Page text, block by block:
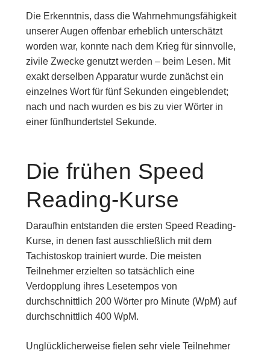
Die Erkenntnis, dass die Wahrnehmungsfähigkeit
unserer Augen offenbar erheblich unterschätzt
worden war, konnte nach dem Krieg für sinnvolle,
zivile Zwecke genutzt werden – beim Lesen. Mit
exakt derselben Apparatur wurde zunächst ein
einzelnes Wort für fünf Sekunden eingeblendet;
nach und nach wurden es bis zu vier Wörter in
einer fünfhundertstel Sekunde.
Die frühen Speed
Reading-Kurse
Daraufhin entstanden die ersten Speed Reading-
Kurse, in denen fast ausschließlich mit dem
Tachistoskop trainiert wurde. Die meisten
Teilnehmer erzielten so tatsächlich eine
Verdopplung ihres Lesetempos von
durchschnittlich 200 Wörter pro Minute (WpM) auf
durchschnittlich 400 WpM.
Unglücklicherweise fielen sehr viele Teilnehmer